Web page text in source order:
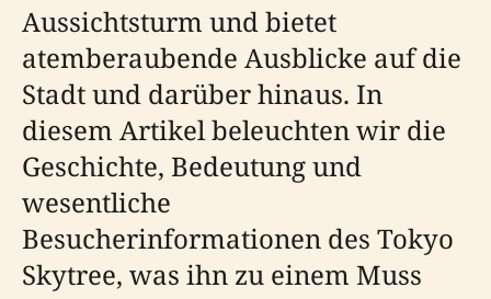
Aussichtsturm und bietet
atemberaubende Ausblicke auf die
Stadt und darüber hinaus. In
diesem Artikel beleuchten wir die
Geschichte, Bedeutung und
wesentliche
Besucherinformationen des Tokyo
Skytree, was ihn zu einem Muss